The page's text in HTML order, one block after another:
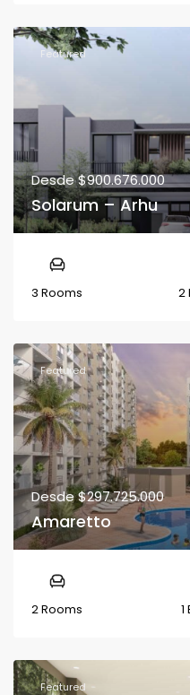
Featured
Desde$900.676.000
Solarum – Arhu
3 Rooms 2
Featured
Desde$297.725.000
Amaretto
2 Rooms 1
Featured